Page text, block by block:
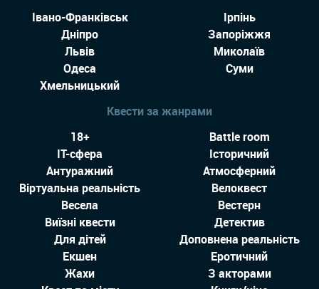
Івано-Франківськ
Ірпінь
Дніпро
Запоріжжя
Львів
Миколаїв
Одеса
Суми
Хмельницький
Квести за жанрами
18+
Battle room
IT-сфера
Історичний
Антуражний
Атмосферний
Віртуальна реальність
Велоквест
Весела
Вестерн
Виїзні квести
Детектив
Для дітей
Доповнена реальність
Екшен
Еротичний
Жахи
З акторами